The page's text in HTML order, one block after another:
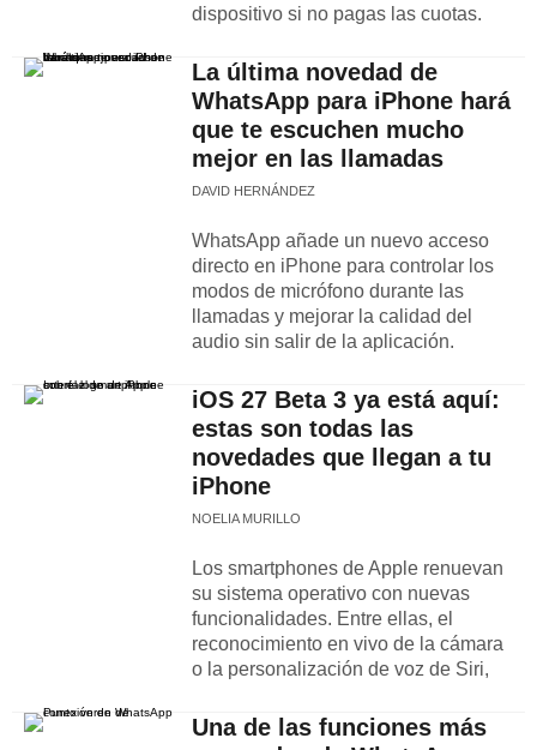
dispositivo si no pagas las cuotas.
La última novedad de
WhatsApp para iPhone hará
que te escuchen mucho
mejor en las llamadas
DAVID HERNÁNDEZ
WhatsApp añade un nuevo acceso
directo en iPhone para controlar los
modos de micrófono durante las
llamadas y mejorar la calidad del
audio sin salir de la aplicación.
iOS 27 Beta 3 ya está aquí:
estas son todas las
novedades que llegan a tu
iPhone
NOELIA MURILLO
Los smartphones de Apple renuevan
su sistema operativo con nuevas
funcionalidades. Entre ellas, el
reconocimiento en vivo de la cámara
o la personalización de voz de Siri,
Una de las funciones más